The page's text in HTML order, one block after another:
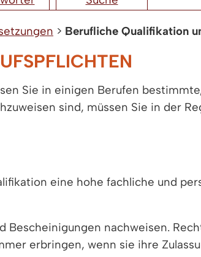
> Berufliche Qualifikation
Sie in einigen Berufen
sind, müssen Sie in der
eine hohe fachliche und
nachweisen.
erbringen, wenn sie ihre